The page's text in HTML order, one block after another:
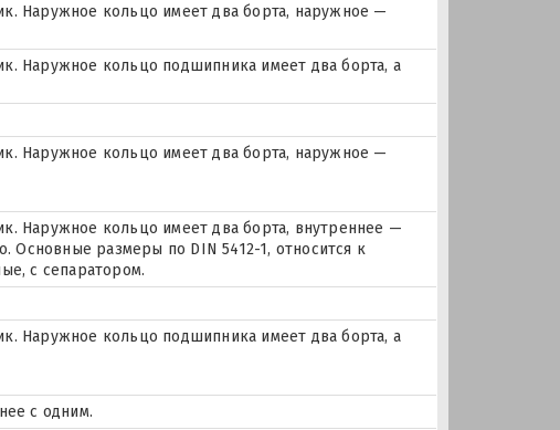
Наружное кольцо имеет два борта, наружное —
Наружное кольцо подшипника имеет два борта, а
Наружное кольцо имеет два борта, наружное —
Наружное кольцо имеет два борта, внутреннее —
Основные размеры по DIN 5412-1, относится к
с сепаратором.
Наружное кольцо подшипника имеет два борта, а
с одним.